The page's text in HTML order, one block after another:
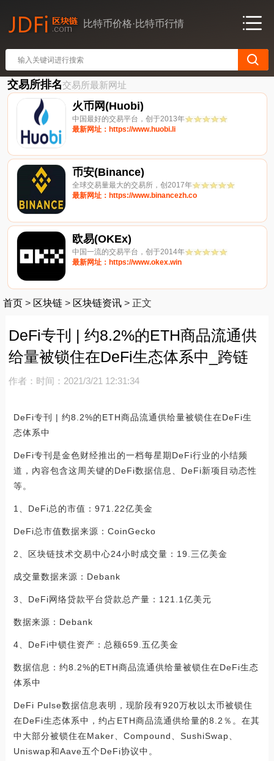
比特币价格·比特币行情
交易所排名交易所最新网址
火币网(Huobi)
中国最好的交易平台，创于2013年
最新网址：https://www.huobi.li
币安(Binance)
全球交易量最大的交易所，创2017年
最新网址：https://www.binancezh.co
欧易(OKEx)
中国一流的交易平台，创于2014年
最新网址：https://www.okex.win
首页 > 区块链 > 区块链资讯 > 正文
DeFi专刊 | 约8.2%的ETH商品流通供
给量被锁住在DeFi生态体系中_跨链
作者： 时间：2021/3/21 12:31:34
DeFi专刊 | 约8.2%的ETH商品流通供给量被锁住在DeFi生
态体系中
DeFi专刊是金色财经推出的一档每星期DeFi行业的小结频
道，內容包含这周关键的DeFi数据信息、DeFi新项目动态性
等。
1、DeFi总的市值：971.22亿美金
DeFi总市值数据来源：CoinGecko
2、区块链技术交易中心24小时成交量：19.三亿美金
成交量数据来源：Debank
3、DeFi网络贷款平台贷款总产量：121.1亿美元
数据来源：Debank
4、DeFi中锁住资产：总额659.五亿美金
数据信息：约8.2%的ETH商品流通供给量被锁住在DeFi生态
体系中
DeFi Pulse数据信息表明，现阶段有920万枚以太币被锁住
在DeFi生态体系中，约占ETH商品流通供给量的8.2％。在其
中大部分被锁住在Maker、Compound、SushiSwap、
Uniswap和Aave五个DeFi协议中。